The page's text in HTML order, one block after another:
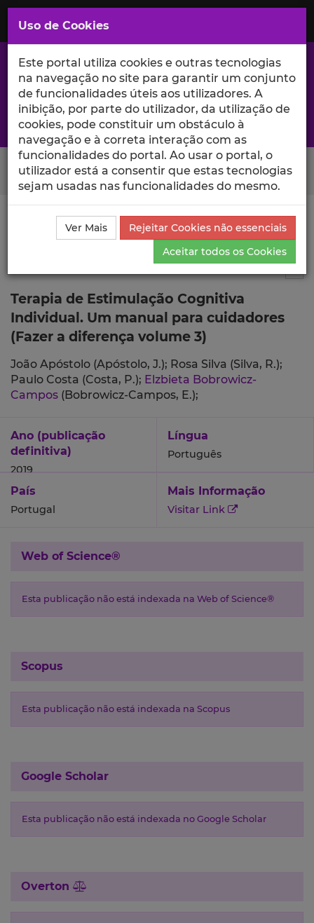
Saltar
para
Conteúdo
Principal
A excelência da investigação e ciência no Iscte
Search Button
Ciência_Iscte Publicações
Descrição Detalhada da
Publicação
Terapia de Estimulação Cognitiva
Individual. Um manual para cuidadores
(Fazer a diferença volume 3)
João Apóstolo (Apóstolo, J.); Rosa Silva (Silva, R.);
Paulo Costa (Costa, P.); Elzbieta Bobrowicz-
Campos (Bobrowicz-Campos, E.);
Ano (publicação
definitiva)
2019
Língua
Português
País
Portugal
Mais Informação
Visitar Link
Web of Science®
Esta publicação não está indexada na Web of Science®
Scopus
Esta publicação não está indexada na Scopus
Google Scholar
Esta publicação não está indexada no Google Scholar
Overton
Uso de Cookies
Este portal utiliza cookies e outras tecnologias
na navegação no site para garantir um conjunto
de funcionalidades úteis aos utilizadores. A
inibição, por parte do utilizador, da utilização de
cookies, pode constituir um obstáculo à
navegação e à correta interação com as
funcionalidades do portal. Ao usar o portal, o
utilizador está a consentir que estas tecnologias
sejam usadas nas funcionalidades do mesmo.
Ver Mais
Rejeitar Cookies não essenciais
Aceitar todos os Cookies